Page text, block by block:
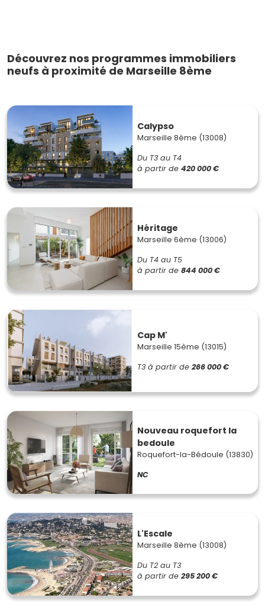
Découvrez nos programmes immobiliers
neufs à proximité de Marseille 8ème
Calypso
Marseille 8ème (13008)
Du T3 au T4
à partir de 420 000 €
Héritage
Marseille 6ème (13006)
Du T4 au T5
à partir de 844 000 €
Cap M'
Marseille 15ème (13015)
T3 à partir de 266 000 €
Nouveau roquefort la
bedoule
Roquefort-la-Bédoule (13830)
NC
L'Escale
Marseille 8ème (13008)
Du T2 au T3
à partir de 295 200 €